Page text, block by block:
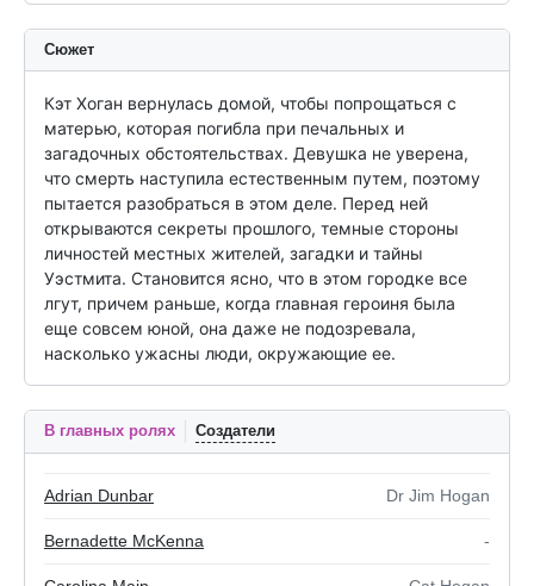
Сюжет
Кэт Хоган вернулась домой, чтобы попрощаться с
матерью, которая погибла при печальных и
загадочных обстоятельствах. Девушка не уверена,
что смерть наступила естественным путем, поэтому
пытается разобраться в этом деле. Перед ней
открываются секреты прошлого, темные стороны
личностей местных жителей, загадки и тайны
Уэстмита. Становится ясно, что в этом городке все
лгут, причем раньше, когда главная героиня была
еще совсем юной, она даже не подозревала,
насколько ужасны люди, окружающие ее.
В главных ролях Создатели
Adrian Dunbar Dr Jim Hogan
Bernadette McKenna -